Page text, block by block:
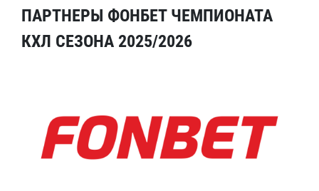
ПАРТНЕРЫ ФОНБЕТ ЧЕМПИОНАТА
КХЛ СЕЗОНА 2025/2026